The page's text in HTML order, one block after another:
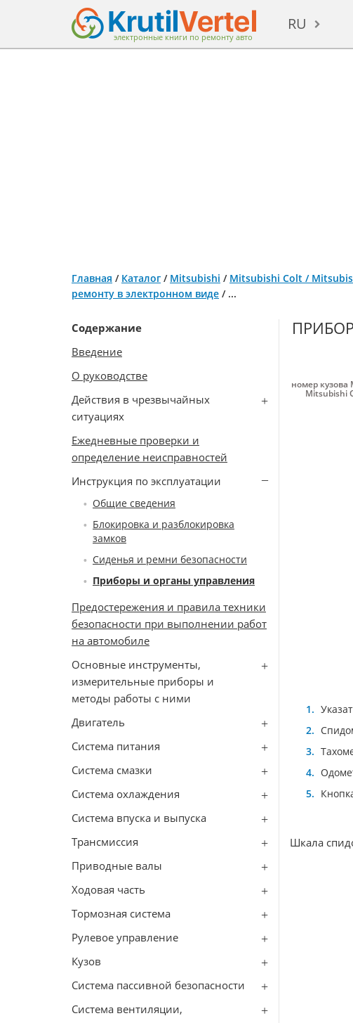
электронные книги по ремонту авто
RU
Главная / Каталог / Mitsubishi / Mitsubishi Colt /
ремонту в электронном виде / ...
Содержание
Введение
О руководстве
Действия в чрезвычайных
ситуациях
Ежедневные проверки и
определение неисправностей
Инструкция по эксплуатации
Общие сведения
Блокировка и разблокировка
замков
Сиденья и ремни безопасности
Приборы и органы управления
Предостережения и правила техники
безопасности при выполнении работ
на автомобиле
Основные инструменты,
измерительные приборы и
методы работы с ними
Двигатель
Система питания
Система смазки
Система охлаждения
Система впуска и выпуска
Трансмиссия
Приводные валы
Ходовая часть
Тормозная система
Рулевое управление
Кузов
Система пассивной безопасности
Система вентиляции,
номер кузова
Mitsubishi
Шкала